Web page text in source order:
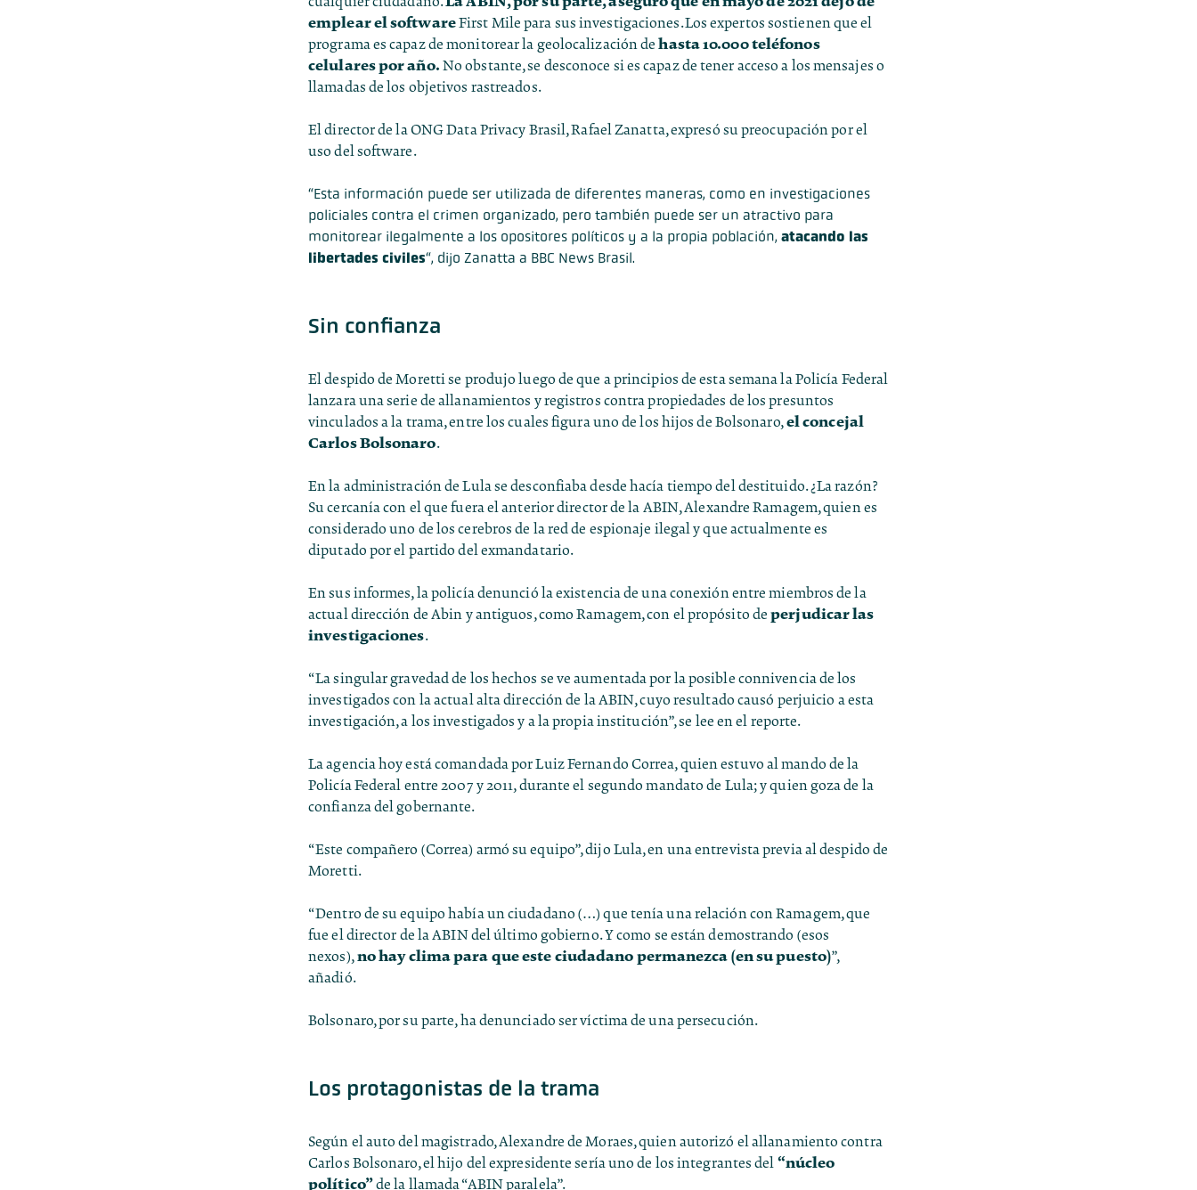
emplear el softwareFirst Mile para sus investigaciones.Los expertos sostienen que el
programa es capaz de monitorear la geolocalización dehasta 10.000 teléfonos
celulares por año. No obstante, se desconoce si es capaz de tener acceso a los mensajes o
llamadas de los objetivos rastreados.
El director de la ONG Data Privacy Brasil, Rafael Zanatta, expresó su preocupación por el
uso del software.
“Esta información puede ser utilizada de diferentes maneras, como en investigaciones
policiales contra el crimen organizado, pero también puede ser un atractivo para
monitorear ilegalmente a los opositores políticos y a la propia población, atacando las
libertades civiles“, dijo Zanatta a BBC News Brasil.
Sin confianza
El despido de Moretti se produjo luego de que a principios de esta semana la Policía Federal
lanzara una serie de allanamientos y registros contra propiedades de los presuntos
vinculados a la trama, entre los cuales figura uno de los hijos de Bolsonaro,el concejal
Carlos Bolsonaro.
En la administración de Lula se desconfiaba desde hacía tiempo del destituido. ¿La razón?
Su cercanía con el que fuera el anterior director de la ABIN, Alexandre Ramagem, quien es
considerado uno de los cerebros de la red de espionaje ilegal y que actualmente es
diputado por el partido del exmandatario.
En sus informes, la policía denunció la existencia de una conexión entre miembros de la
actual dirección de Abin y antiguos, como Ramagem, con el propósito deperjudicar las
investigaciones.
“La singular gravedad de los hechos se ve aumentada por la posible connivencia de los
investigados con la actual alta dirección de la ABIN, cuyo resultado causó perjuicio a esta
investigación, a los investigados y a la propia institución”, se lee en el reporte.
La agencia hoy está comandada por Luiz Fernando Correa, quien estuvo al mando de la
Policía Federal entre 2007 y 2011, durante el segundo mandato de Lula; y quien goza de la
confianza del gobernante.
“Este compañero (Correa) armó su equipo”, dijo Lula, en una entrevista previa al despido de
Moretti.
“Dentro de su equipo había un ciudadano (…) que tenía una relación con Ramagem, que
fue el director de la ABIN del último gobierno. Y como se están demostrando (esos
nexos),no hay clima para que este ciudadano permanezca (en su puesto)”,
añadió.
Bolsonaro, por su parte, ha denunciado ser víctima de una persecución.
Los protagonistas de la trama
Según el auto del magistrado, Alexandre de Moraes, quien autorizó el allanamiento contra
Carlos Bolsonaro, el hijo del expresidente sería uno de los integrantes del “núcleo
político”de la llamada “ABIN paralela”.